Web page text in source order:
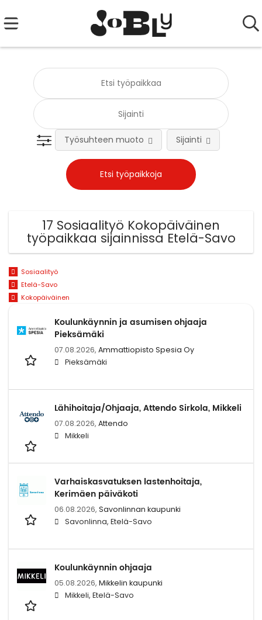
Työsuhteen muoto Sijainti
17 Sosiaalityö Kokopäiväinen
työpaikkaa sijainnissa Etelä-Savo
Sosiaalityö
Etelä-Savo
Kokopäiväinen
Koulunkäynnin ja asumisen ohjaaja
Pieksämäki
07.08.2026, Ammattiopisto Spesia Oy
Pieksämäki
Lähihoitaja/Ohjaaja, Attendo Sirkola, Mikkeli
07.08.2026, Attendo
Mikkeli
Varhaiskasvatuksen lastenhoitaja,
Kerimäen päiväkoti
06.08.2026, Savonlinnan kaupunki
Savonlinna, Etelä-Savo
Koulunkäynnin ohjaaja
05.08.2026, Mikkelin kaupunki
Mikkeli, Etelä-Savo